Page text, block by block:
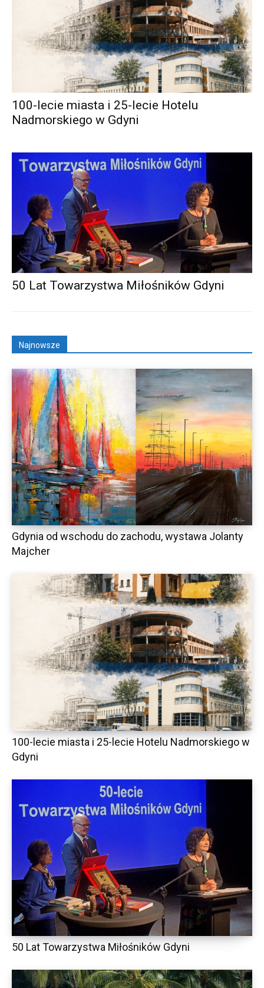
100-lecie miasta i 25-lecie Hotelu
Nadmorskiego w Gdyni
50 Lat Towarzystwa Miłośników Gdyni
Najnowsze
Gdynia od wschodu do zachodu, wystawa Jolanty
Majcher
100-lecie miasta i 25-lecie Hotelu Nadmorskiego w
Gdyni
50 Lat Towarzystwa Miłośników Gdyni